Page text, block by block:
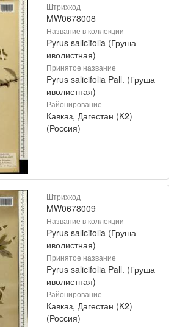
Штрихкод
MW0678008
Название в коллекции
Pyrus salicifolia (Груша
иволистная)
Принятое название
Pyrus salicifolia Pall. (Груша
иволистная)
Районирование
Кавказ, Дагестан (K2)
(Россия)
Штрихкод
MW0678009
Название в коллекции
Pyrus salicifolia (Груша
иволистная)
Принятое название
Pyrus salicifolia Pall. (Груша
иволистная)
Районирование
Кавказ, Дагестан (K2)
(Россия)